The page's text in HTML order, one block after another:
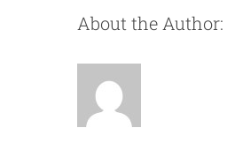
About the Author: